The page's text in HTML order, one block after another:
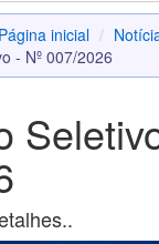
Página inicial
- Nº 007/2026